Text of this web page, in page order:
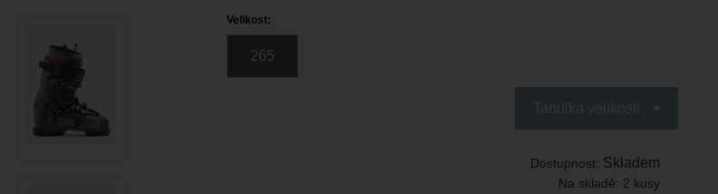
Velikost:
265
Dostupnost: Skladem
Na skladě: 2 kusy